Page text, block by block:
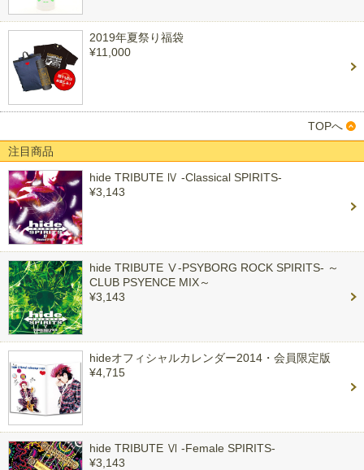
2019年夏祭り福袋
¥11,000
TOPへ
注目商品
hide TRIBUTE Ⅳ -Classical SPIRITS-
¥3,143
hide TRIBUTE Ⅴ-PSYBORG ROCK SPIRITS- ～
CLUB PSYENCE MIX～
¥3,143
hideオフィシャルカレンダー2014・会員限定版
¥4,715
hide TRIBUTE Ⅵ -Female SPIRITS-
¥3,143